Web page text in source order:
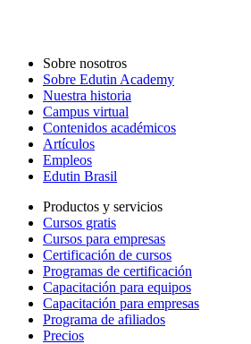
Sobre nosotros
Sobre Edutin Academy
Nuestra historia
Campus virtual
Contenidos académicos
Artículos
Empleos
Edutin Brasil
Productos y servicios
Cursos gratis
Cursos para empresas
Certificación de cursos
Programas de certificación
Capacitación para equipos
Capacitación para empresas
Programa de afiliados
Precios